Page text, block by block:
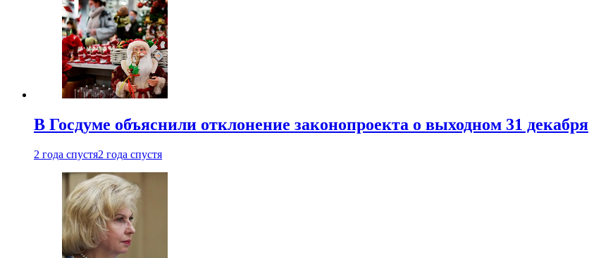
В Госдуме объяснили отклонение законопроекта о выходном 31 декабря
2 года спустя2 года спустя